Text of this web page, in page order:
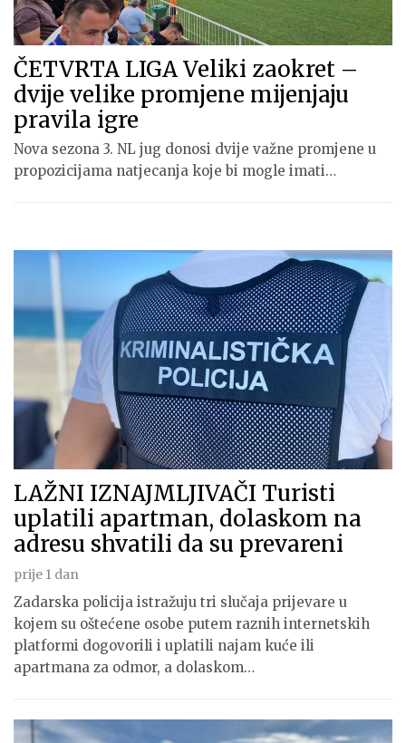
ČETVRTA LIGA Veliki zaokret –
dvije velike promjene mijenjaju
pravila igre
Nova sezona 3. NL jug donosi dvije važne promjene u
propozicijama natjecanja koje bi mogle imati…
LAŽNI IZNAJMLJIVAČI Turisti
uplatili apartman, dolaskom na
adresu shvatili da su prevareni
prije 1 dan
Zadarska policija istražuju tri slučaja prijevare u
kojem su oštećene osobe putem raznih internetskih
platformi dogovorili i uplatili najam kuće ili
apartmana za odmor, a dolaskom…